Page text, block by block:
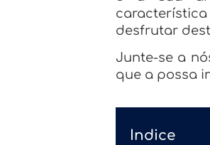
desfrutar
Junte-se a
que a possa
Indice